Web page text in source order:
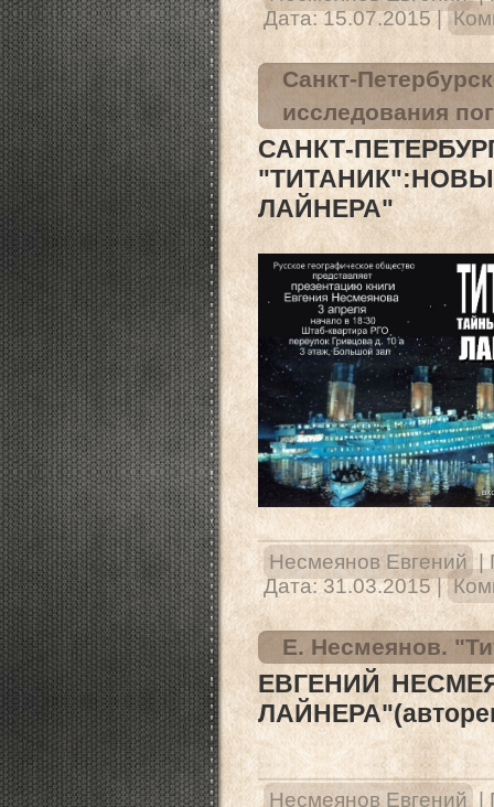
Дата: 15.07.2015 |
Санкт-
исследования
САНКТ-
ЛАЙНЕРА"
Несмеянов Евгений |
Дата: 31.03.2015 |
Е. Несмеянов.
ЕВГЕНИЙ
Несмеянов Евгений